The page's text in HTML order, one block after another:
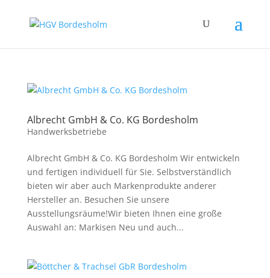
Albrecht GmbH & Co. KG Bordesholm
Handwerksbetriebe
Albrecht GmbH & Co. KG Bordesholm Wir entwickeln
und fertigen individuell für Sie. Selbstverständlich
bieten wir aber auch Markenprodukte anderer
Hersteller an. Besuchen Sie unsere
Ausstellungsräume!Wir bieten Ihnen eine große
Auswahl an: Markisen Neu und auch...